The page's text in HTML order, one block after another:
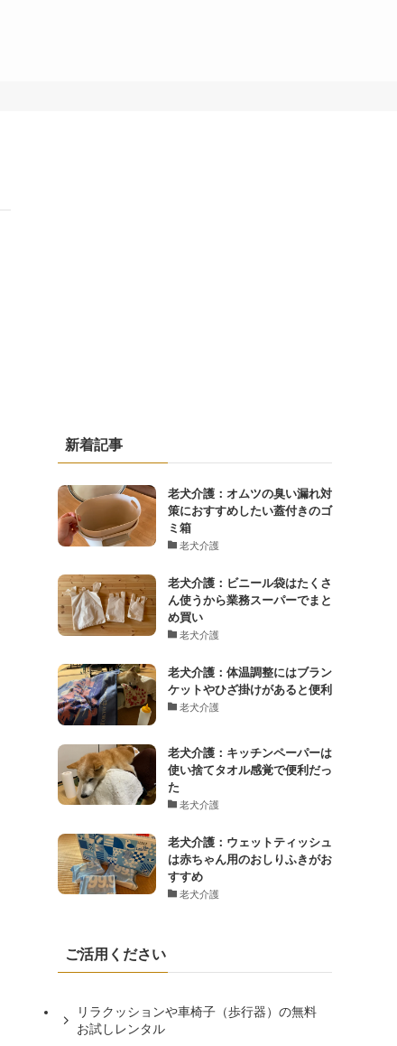
新着記事
老犬介護：オムツの臭い漏れ対
策におすすめしたい蓋付きのゴ
ミ箱
老犬介護
老犬介護：ビニール袋はたくさ
ん使うから業務スーパーでまと
め買い
老犬介護
老犬介護：体温調整にはブラン
ケットやひざ掛けがあると便利
老犬介護
老犬介護：キッチンペーパーは
使い捨てタオル感覚で便利だっ
た
老犬介護
老犬介護：ウェットティッシュ
は赤ちゃん用のおしりふきがお
すすめ
老犬介護
ご活用ください
リラクッションや車椅子（歩行器）の無料
お試しレンタル